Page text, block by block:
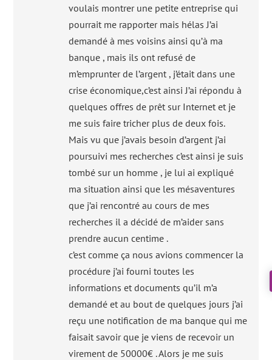
voulais montrer une petite entreprise qui
pourrait me rapporter mais hélas J’ai
demandé à mes voisins ainsi qu’à ma
banque , mais ils ont refusé de
m’emprunter de l’argent , j’était dans une
crise économique,c’est ainsi J’ai répondu à
quelques offres de prêt sur Internet et je
me suis faire tricher plus de deux fois.
Mais vu que j’avais besoin d’argent j’ai
poursuivi mes recherches c’est ainsi je suis
tombé sur un homme , je lui ai expliqué
ma situation ainsi que les mésaventures
que j’ai rencontré au cours de mes
recherches il a décidé de m’aider sans
prendre aucun centime .
c’est comme ça nous avions commencer la
procédure j’ai fourni toutes les
informations et documents qu’il m’a
demandé et au bout de quelques jours j’ai
reçu une notification de ma banque qui me
faisait savoir que je viens de recevoir un
virement de 50000€ . Alors je me suis